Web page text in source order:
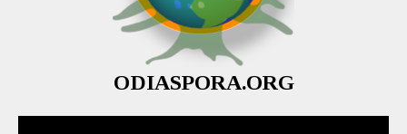
ODIASPORA.ORG